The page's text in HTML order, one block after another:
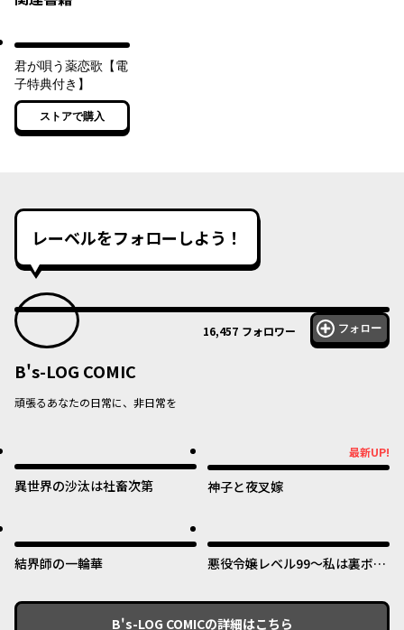
君が唄う薬恋歌【電
子特典付き】
ストアで購入
レーベルをフォローしよう！
16,457 フォロワー フォロー
B's-LOG COMIC
頑張るあなたの日常に、非日常を
異世界の沙汰は社畜次第
最新UP!
神子と夜叉嫁
結界師の一輪華
悪役令嬢レベル99～私は裏ボス
B's-LOG COMICの詳細はこちら